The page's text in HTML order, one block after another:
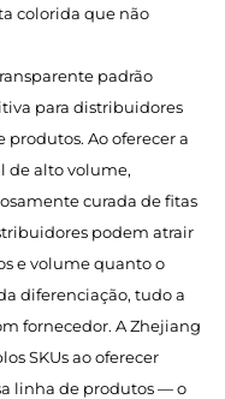
colorida que não
padrão
para distribuidores
Ao oferecer a
de alto volume,
curada de fitas
podem atrair
e volume quanto o
diferenciação, tudo a
fornecedor. A Zhejiang
SKUs ao oferecer
linha de produtos — o